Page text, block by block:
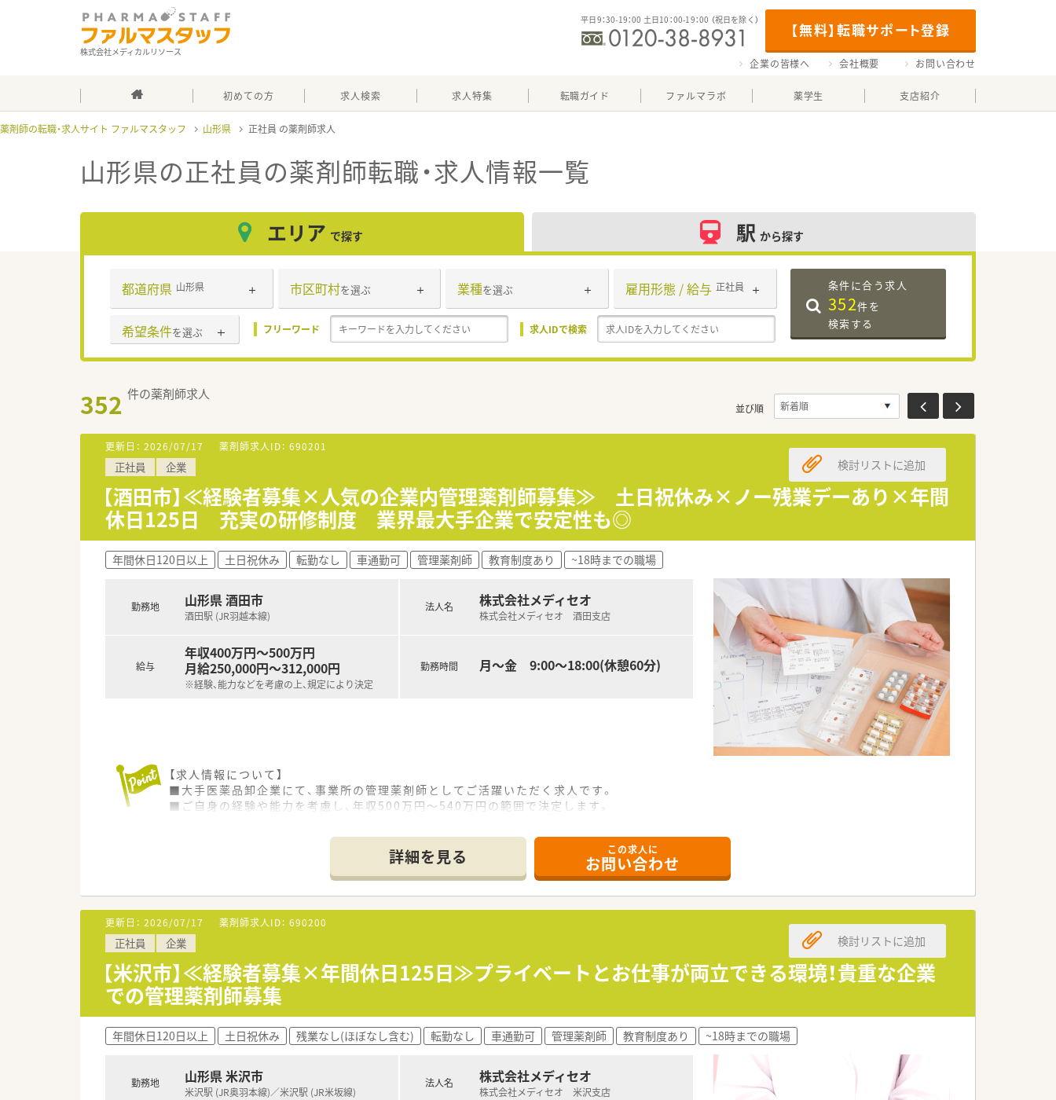
株式会社メディカルリソース
【無料】転職サポート登録
平日9：30-19：00 土日10：00-19：00 （祝日を除く）
企業の皆様へ 会社概要 お問い合わせ
初めての方 求人検索 求人特集 転職ガイド ファルマラボ 薬学生 支店紹介
薬剤師の転職・求人サイト ファルマスタッフ 山形県 正社員
山形県の正社員の薬剤師転職・求人情報一覧
エリア で探す 駅 から探す
都道府県 山形県 市区町村を選ぶ 業種を選ぶ 雇用形態 / 給与 正社員
希望条件を選ぶ フリーワード 求人IDで検索
条件に合う求人
352件を
検索する
352 件の薬剤師求人
並び順
更新日： 2026/07/17 薬剤師求人ID： 690201
正社員 企業
【酒田市】≪経験者募集×人気の企業内管理薬剤師募集≫ 土日祝休み×ノー残業デーあり×年間
休日125日 充実の研修制度 業界最大手企業で安定性も◎
検討リストに追加
年間休日120日以上 土日祝休み 転勤なし 車通勤可 管理薬剤師 教育制度あり ~18時までの職場
勤務地 山形県 酒田市
酒田駅 (JR羽越本線)
給与
年収400万円～500万円
月給250,000円～312,000円
※経験、能力などを考慮の上、規定により決定
法人名 株式会社メディセオ
株式会社メディセオ 酒田支店
勤務時間 月～金 9:00～18:00(休憩60分)
【求人情報について】
■大手医薬品卸企業にて、事業所の管理薬剤師としてご活躍いただく求人です。
■ご自身の経験や能力を考慮し、年収500万円～540万円の範囲で決定します。
■今回は欠員補充のため、酒田の事業所で管理薬剤師として活躍できる方を求めています。
■医薬品の品質管理に責任感を持ち、真摯に取り組んでいただける方。
■他部署との調整も多いため、協調性とコミュニケーション能力のある方。
【就業先情報について】
■勤務地は山形県酒田市で、地域医療に深く貢献することができる環境です。
■最寄りのJR羽越本線「酒田駅」からは、車で10分ほどの場所に事業所があります。
■原則として転勤はないため、腰を据えて長く働くことが可能です。
【職場環境と雰囲気】
■丁寧なサポート体制が整っています。
■営業担当者など、様々な職種の社員と連携する機会が多く活気があります。
【1日の流れ】
詳細を見る この求人に
お問い合わせ
更新日： 2026/07/17 薬剤師求人ID： 690200
正社員 企業
【米沢市】≪経験者募集×年間休日125日≫プライベートとお仕事が両立できる環境！貴重な企業
での管理薬剤師募集
検討リストに追加
年間休日120日以上 土日祝休み 残業なし(ほぼなし含む) 転勤なし 車通勤可 管理薬剤師 教育制度あり ~18時までの職場
勤務地 山形県 米沢市
米沢駅 (JR奥羽本線)／米沢駅 (JR米坂線)
法人名 株式会社メディセオ
株式会社メディセオ 米沢支店